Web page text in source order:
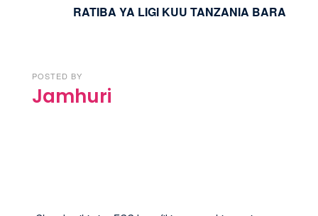
RATIBA YA LIGI KUU TANZANIA BARA
POSTED BY
Jamhuri